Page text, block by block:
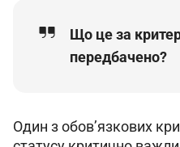
Що це за
передбачено?
Один з обов’язкових